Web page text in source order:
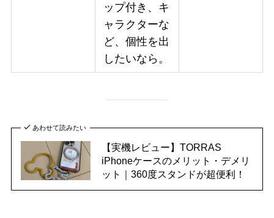
ップ付き、キ
ャラクターな
ど、個性を出
したいなら。
あわせて読みたい
【実機レビュー】TORRAS
iPhoneケースのメリット・デメリ
ット｜360度スタンドが超便利！